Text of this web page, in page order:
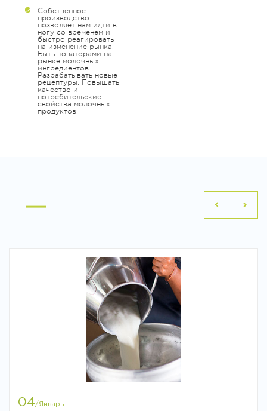
Собственное
производство
позволяет нам идти в
ногу со временем и
быстро реагировать
на изменение рынка.
Быть новаторами на
рынке молочных
ингредиентов.
Разрабатывать новые
рецептуры. Повышать
качество и
потребительские
свойства молочных
продуктов.
04/Январь